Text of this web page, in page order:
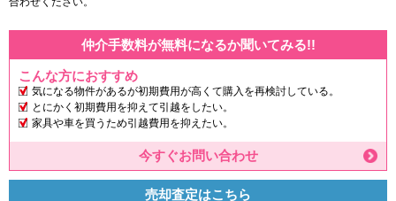
仲介手数料が無料になるか聞いてみる!!
こんな方におすすめ
気になる物件があるが初期費用が高くて購入を再検討している。
とにかく初期費用を抑えて引越をしたい。
家具や車を買うため引越費用を抑えたい。
今すぐお問い合わせ
売却査定はこちら